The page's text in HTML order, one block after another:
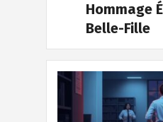
Hommage
Belle-Fille